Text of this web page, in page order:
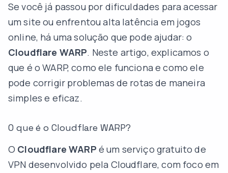
Se você já passou por dificuldades para acessar
um site ou enfrentou alta latência em jogos
online, há uma solução que pode ajudar: o
Cloudflare WARP. Neste artigo, explicamos o
que é o WARP, como ele funciona e como ele
pode corrigir problemas de rotas de maneira
simples e eficaz.
O que é o Cloudflare WARP?
O Cloudflare WARP é um serviço gratuito de
VPN desenvolvido pela Cloudflare, com foco em